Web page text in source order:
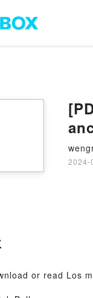
2024-
or read Los